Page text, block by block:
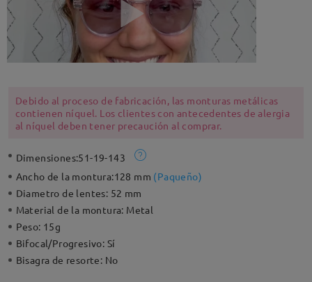
Debido al proceso de fabricación, las monturas metálicas
contienen níquel. Los clientes con antecedentes de alergia
al níquel deben tener precaución al comprar.
Dimensiones:51-19-143
Ancho de la montura:128 mm (Paqueño)
Diametro de lentes: 52 mm
Material de la montura: Metal
Peso: 15g
Bifocal/Progresivo: Sí
Bisagra de resorte: No